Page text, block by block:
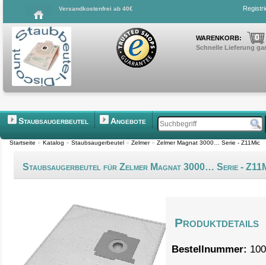
Versandkostenfrei ab 40€
WARENKORB: 0
Schnelle Lieferung
Staubsaugerbeutel Angebote
Startseite » Katalog » Staubsaugerbeutel » Zelmer » Zelmer Magnat 3000… Serie - Z11Mic
Staubsaugerbeutel für Zelmer Magnat 3000… Serie -
Produktdetails
Bestellnummer: